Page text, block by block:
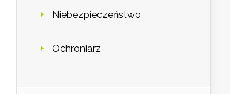
Niebezpieczeństwo
Ochroniarz